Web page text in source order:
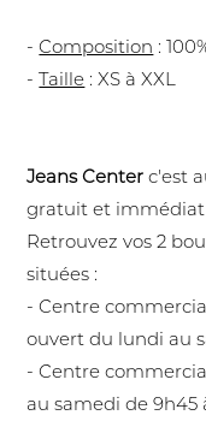
-Composition :
-
Taille : XS à XXL
Jeans Center c'est
gratuit et immédiat
Retrouvez vos 2
situées :
- Centre
ouvert du lundi au
- Centre
au samedi de 9h45